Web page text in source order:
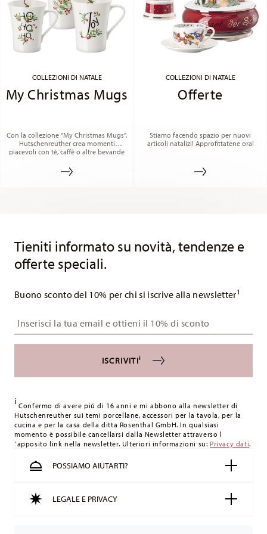
COLLEZIONI DI NATALE
My Christmas Mugs
Con la collezione "My Christmas Mugs",
Hutschenreuther crea momenti
piacevoli con tè, caffè o altre bevande
COLLEZIONI DI NATALE
Offerte
Stiamo facendo spazio per nuovi
articoli natalizi! Approfittatene ora!
Tieniti informato su novità, tendenze e
offerte speciali.
Buono sconto del 10% per chi si iscrive alla newsletter1
ISCRIVITIi
i Confermo di avere piú di 16 anni e mi abbono alla newsletter di
Hutschenreuther sui temi porcellane, accessori per la tavola, per la
cucina e per la casa della ditta Rosenthal GmbH. In qualsiasi
momento è possibile cancellarsi dalla Newsletter attraverso l
´apposito link nella newsletter. Ulteriori informazioni su: Privacy dati.
POSSIAMO AIUTARTI?
LEGALE E PRIVACY